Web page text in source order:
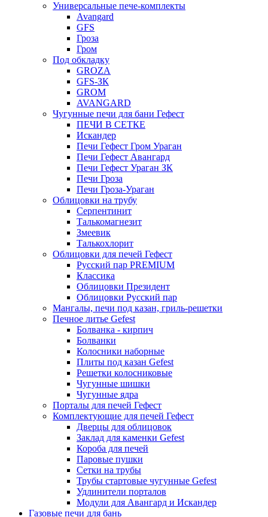
Универсальные пече-комплекты
Avangard
GFS
Гроза
Гром
Под обкладку
GROZA
GFS-ЗК
GROM
AVANGARD
Чугунные печи для бани Гефест
ПЕЧИ В СЕТКЕ
Искандер
Печи Гефест Гром Ураган
Печи Гефест Авангард
Печи Гефест Ураган ЗК
Печи Гроза
Печи Гроза-Ураган
Облицовки на трубу
Серпентинит
Талькомагнезит
Змеевик
Талькохлорит
Облицовки для печей Гефест
Русский пар PREMIUM
Классика
Облицовки Президент
Облицовки Русский пар
Мангалы, печи под казан, гриль-решетки
Печное литье Gefest
Болванка - кирпич
Болванки
Колосники наборные
Плиты под казан Gefest
Решетки колосниковые
Чугунные шишки
Чугунные ядра
Порталы для печей Гефест
Комплектующие для печей Гефест
Дверцы для облицовок
Заклад для каменки Gefest
Короба для печей
Паровые пушки
Сетки на трубы
Трубы стартовые чугунные Gefest
Удлинители порталов
Модули для Авангард и Искандер
Газовые печи для бань